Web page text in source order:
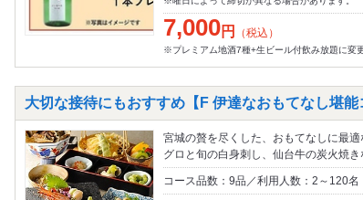
7,000円 （税込）
※プレミアム地酒7種+生ビール付飲み放題に変
大切な接待にもおすすめ【F 伊達なおもてなし堪
宮城の贅を尽くした、おもてなしに最
グロと旬の白身刺し、仙台牛の炭火焼
コース品数：9品／利用人数：2～120名